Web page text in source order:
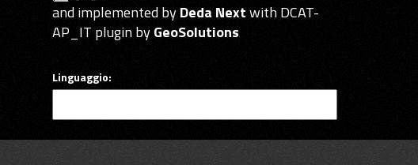
and implemented byDeda Nextwith DCAT-
AP_IT plugin byGeoSolutions
Linguaggio